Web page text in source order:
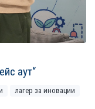
аут“
лагер за иновации